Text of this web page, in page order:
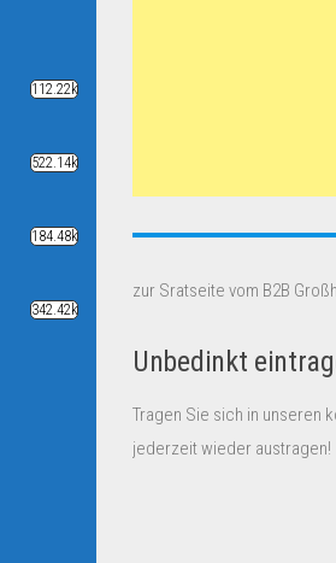
zur Sratseite vom B2B
Unbedinkt
Tragen Sie sich in unseren
jederzeit wieder austragen!
112.22k
522.14k
184.48k
342.42k